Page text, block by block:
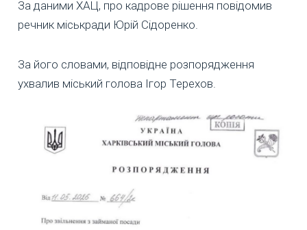
За даними ХАЦ, про кадрове рішення повідомив
речник міськради Юрій Сідоренко.
За його словами, відповідне розпорядження
ухвалив міський голова Ігор Терехов.